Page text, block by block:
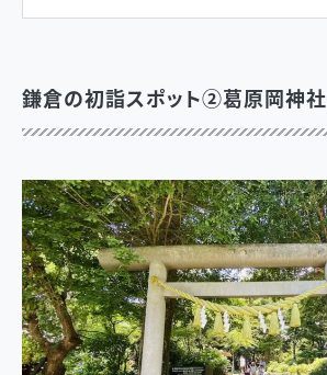
鎌倉の初詣スポット②葛原岡神社